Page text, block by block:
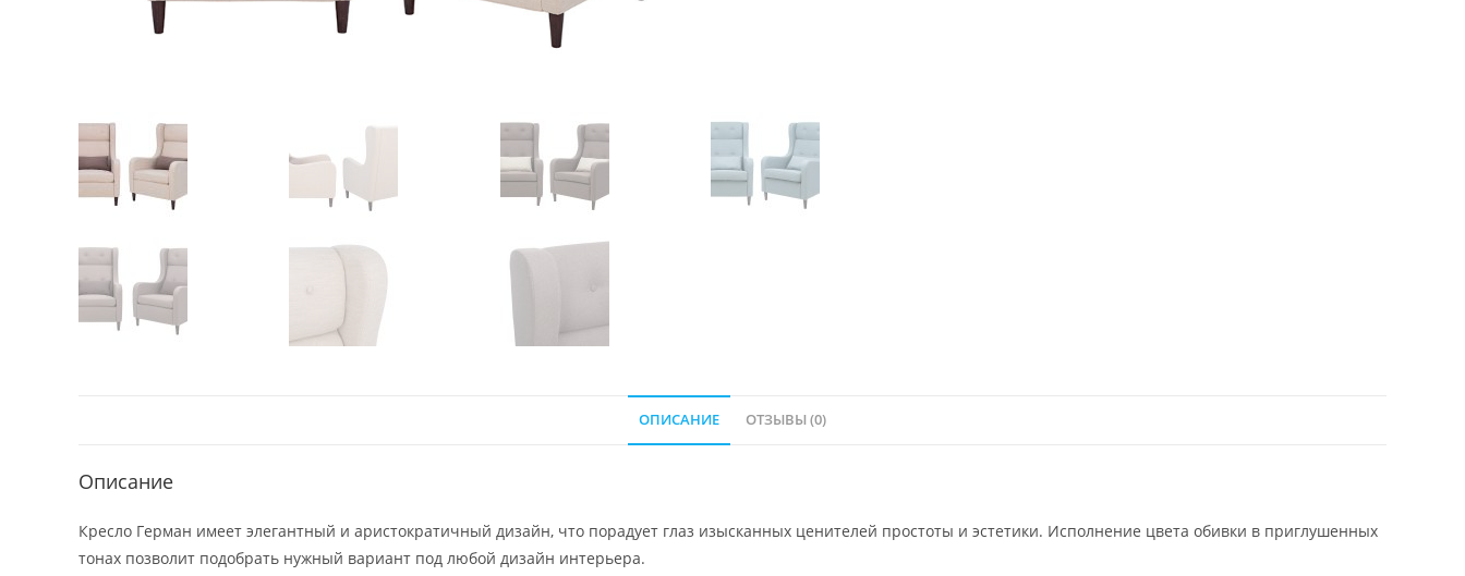
ОПИСАНИЕ ОТЗЫВЫ (0)
Описание
Кресло Герман имеет элегантный и аристократичный дизайн, что порадует глаз изысканных ценителей простоты и эстетики. Исполнение цвета обивки в приглушенных
тонах позволит подобрать нужный вариант под любой дизайн интерьера.